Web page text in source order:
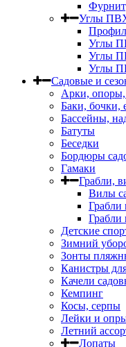
Углы
Углы
Углы
Углы
Садовые и
Арки,
Баки, бочки,
Бассейны,
Батуты
Беседки
Бордюры
Гамаки
Грабли,
Вилы
Грабли
Грабли
Детские
Зимний
Зонты
Канистры
Качели
Кемпинг
Косы, серпы
Лейки и
Летний
Лопаты